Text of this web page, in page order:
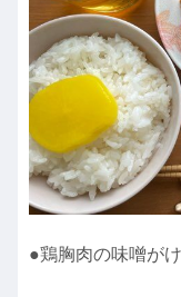
●鶏胸肉の味噌がけ